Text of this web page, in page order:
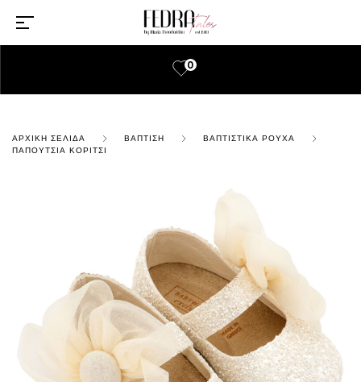
0
ΑΡΧΙΚΉ ΣΕΛΊΔΑ ΒΆΠΤΙΣΗ
ΒΑΠΤΙΣΤΙΚΆ ΡΟΎΧΑ
ΠΑΠΟΎΤΣΙΑ ΚΟΡΊΤΣΙ